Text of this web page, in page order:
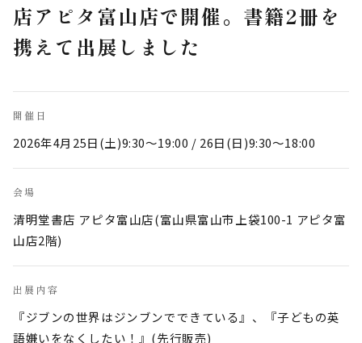
店アピタ富山店で開催。書籍2冊を
携えて出展しました
開催日
2026年4月25日(土)9:30〜19:00 / 26日(日)9:30〜18:00
会場
清明堂書店 アピタ富山店(富山県富山市上袋100-1 アピタ富
山店2階)
出展内容
『ジブンの世界はジンブンでできている』、『子どもの英
語嫌いをなくしたい！』(先行販売)